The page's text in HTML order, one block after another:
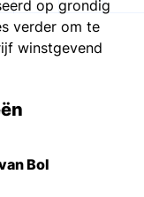
op grondig
verder om te
winstgevend
Bol